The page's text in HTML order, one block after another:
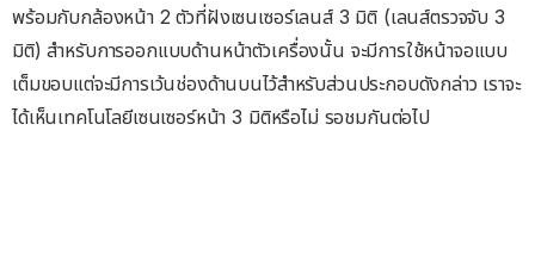
พร้อมกับกล้องหน้า 2 ตัวที่ฝังเซนเซอร์เลนส์ 3 มิติ (เลนส์ตรวจจับ 3
มิติ) สำหรับการออกแบบด้านหน้าตัวเครื่องนั้น จะมีการใช้หน้าจอแบบ
เต็มขอบแต่จะมีการเว้นช่องด้านบนไว้สำหรับส่วนประกอบดังกล่าว เราจะ
ได้เห็นเทคโนโลยีเซนเซอร์หน้า 3 มิติหรือไม่ รอชมกันต่อไป